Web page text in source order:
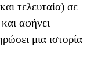
τελευταία) σε
αφήνει
μια ιστορία